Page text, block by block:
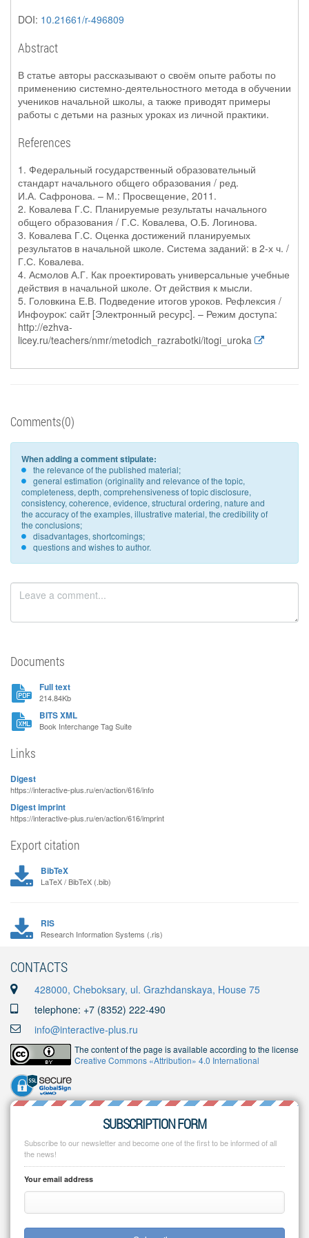
DOI: 10.21661/r-496809
Abstract
В статье авторы рассказывают о своём опыте работы по
применению системно-деятельностного метода в обучении
учеников начальной школы, а также приводят примеры
работы с детьми на разных уроках из личной практики.
References
1. Федеральный государственный образовательный
стандарт начального общего образования / ред.
И.А. Сафронова. – М.: Просвещение, 2011.
2. Ковалева Г.С. Планируемые результаты начального
общего образования / Г.С. Ковалева, О.Б. Логинова.
3. Ковалева Г.С. Оценка достижений планируемых
результатов в начальной школе. Система заданий: в 2-х ч. /
Г.С. Ковалева.
4. Асмолов А.Г. Как проектировать универсальные учебные
действия в начальной школе. От действия к мысли.
5. Головкина Е.В. Подведение итогов уроков. Рефлексия /
Инфоурок: сайт [Электронный ресурс]. – Режим доступа:
http://ezhva-
licey.ru/teachers/nmr/metodich_razrabotki/itogi_uroka
Comments(0)
When adding a comment stipulate:
the relevance of the published material;
general estimation (originality and relevance of the topic,
completeness, depth, comprehensiveness of topic disclosure,
consistency, coherence, evidence, structural ordering, nature and
the accuracy of the examples, illustrative material, the credibility of
the conclusions;
disadvantages, shortcomings;
questions and wishes to author.
Documents
Full text
214.84Kb
BITS XML
Book Interchange Tag Suite
Links
Digest
https://interactive-plus.ru/en/action/616/info
Digest imprint
https://interactive-plus.ru/en/action/616/imprint
Export citation
BibTeX
LaTeX / BibTeX (.bib)
RIS
Research Information Systems (.ris)
CONTACTS
428000, Cheboksary, ul. Grazhdanskaya, House 75
telephone: +7 (8352) 222-490
info@interactive-plus.ru
The content of the page is available according to the license
Creative Commons «Attribution» 4.0 International
SUBSCRIPTION FORM
Subscribe to our newsletter and become one of the first to be informed of all
the news!
Your email address